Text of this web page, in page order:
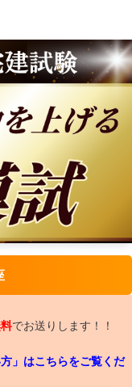
でお送りします！！
」はこちらをご覧くだ